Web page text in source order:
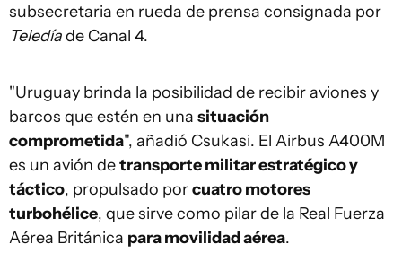
subsecretaria en rueda de prensa consignada por
Teledíade Canal 4.
"Uruguay brinda la posibilidad de recibir aviones y
barcos que estén en una situación
comprometida", añadió Csukasi. El Airbus A400M
es un avión detransporte militar estratégico y
táctico, propulsado porcuatro motores
turbohélice, que sirve como pilar de la Real Fuerza
Aérea Británica para movilidad aérea.